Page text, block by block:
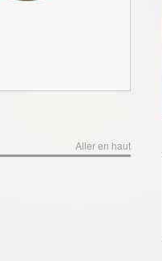
Aller en haut